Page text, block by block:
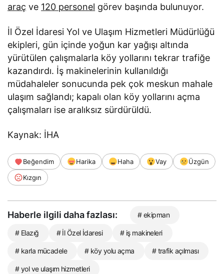
araç ve 120 personel görev başında bulunuyor.
İl Özel İdaresi Yol ve Ulaşım Hizmetleri Müdürlüğü
ekipleri, gün içinde yoğun kar yağışı altında
yürütülen çalışmalarla köy yollarını tekrar trafiğe
kazandırdı. İş makinelerinin kullanıldığı
müdahaleler sonucunda pek çok meskun mahale
ulaşım sağlandı; kapalı olan köy yollarını açma
çalışmaları ise aralıksız sürdürüldü.
Kaynak: İHA
Beğendim Harika Haha Vay
Üzgün
Kızgın
Haberle ilgili daha fazlası: # ekipman
# Elazığ # İl Özel İdaresi # iş makineleri
# karla mücadele # köy yolu açma # trafik açılması
# yol ve ulaşım hizmetleri